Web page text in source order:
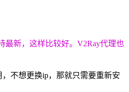
最新，这样比较好。V2Ray代理也
不想更换ip，那就只需要重新安